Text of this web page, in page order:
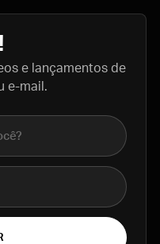
e lançamentos de
e-mail.